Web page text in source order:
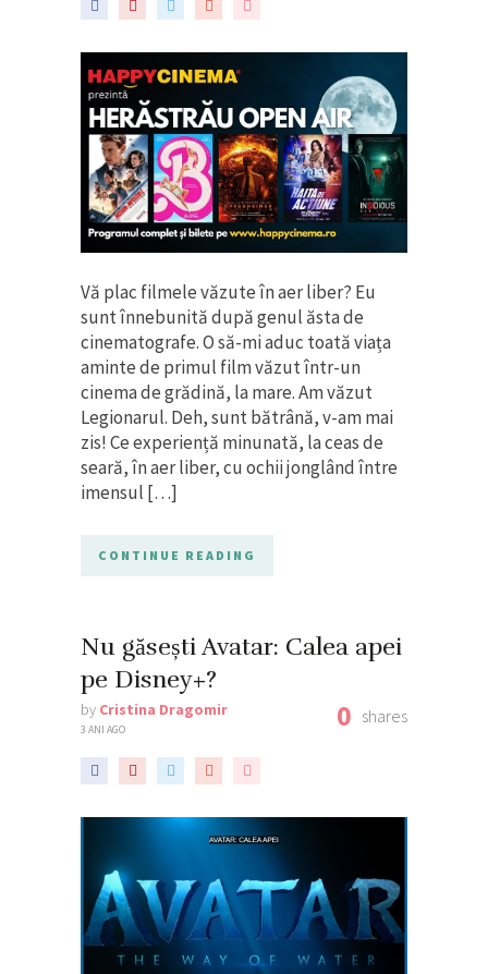
Vă plac filmele văzute în aer liber? Eu
sunt înnebunită după genul ăsta de
cinematografe. O să-mi aduc toată viața
aminte de primul film văzut într-un
cinema de grădină, la mare. Am văzut
Legionarul. Deh, sunt bătrână, v-am mai
zis! Ce experiență minunată, la ceas de
seară, în aer liber, cu ochii jonglând între
imensul […]
CONTINUE READING
Nu găsești Avatar: Calea apei
pe Disney+?
by Cristina Dragomir
3 ANI AGO 0 shares